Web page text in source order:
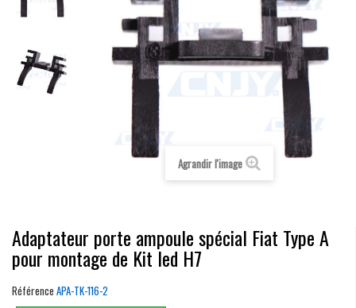
Agrandir l'image
Adaptateur porte ampoule spécial Fiat Type A
pour montage de Kit led H7
Référence APA-TK-116-2